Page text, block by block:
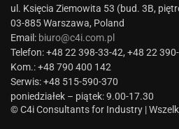
ul. Księcia Ziemowita 53 (bud. 3B,
03-885 Warszawa, Poland
Email: biuro@c4i.com.pl
Telefon: +48 22 398-33-42, +48 22
Kom.: +48 790 400 142
Serwis: +48 515-590-370
poniedziałek – piątek: 9.00-17.30
© C4i Consultants for Industry |